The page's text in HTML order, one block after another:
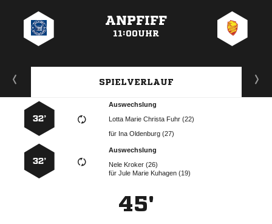
ANPFIFF
11:00UHR
SPIELVERLAUF
Auswechslung
    
für   
32’
Auswechslung
  
für   
32’
45'